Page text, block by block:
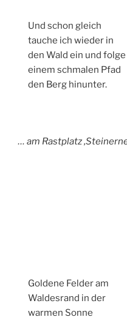
Und schon gleich
tauche ich wieder in
den Wald ein und folge
einem schmalen Pfad
den Berg hinunter.
… am Rastplatz
Goldene Felder am
Waldesrand in der
warmen Sonne